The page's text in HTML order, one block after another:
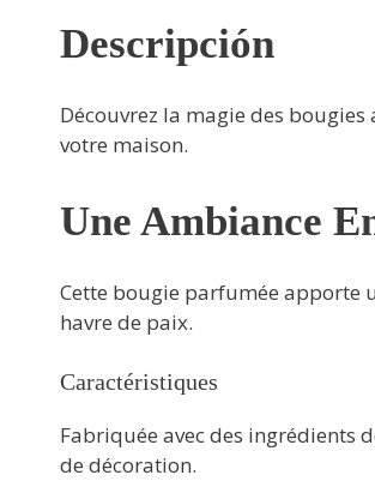
Descripción
Découvrez la magie des
votre maison.
Une Ambiance
Cette bougie parfumée apporte
havre de paix.
Caractéristiques
Fabriquée avec des ingrédients
de décoration.